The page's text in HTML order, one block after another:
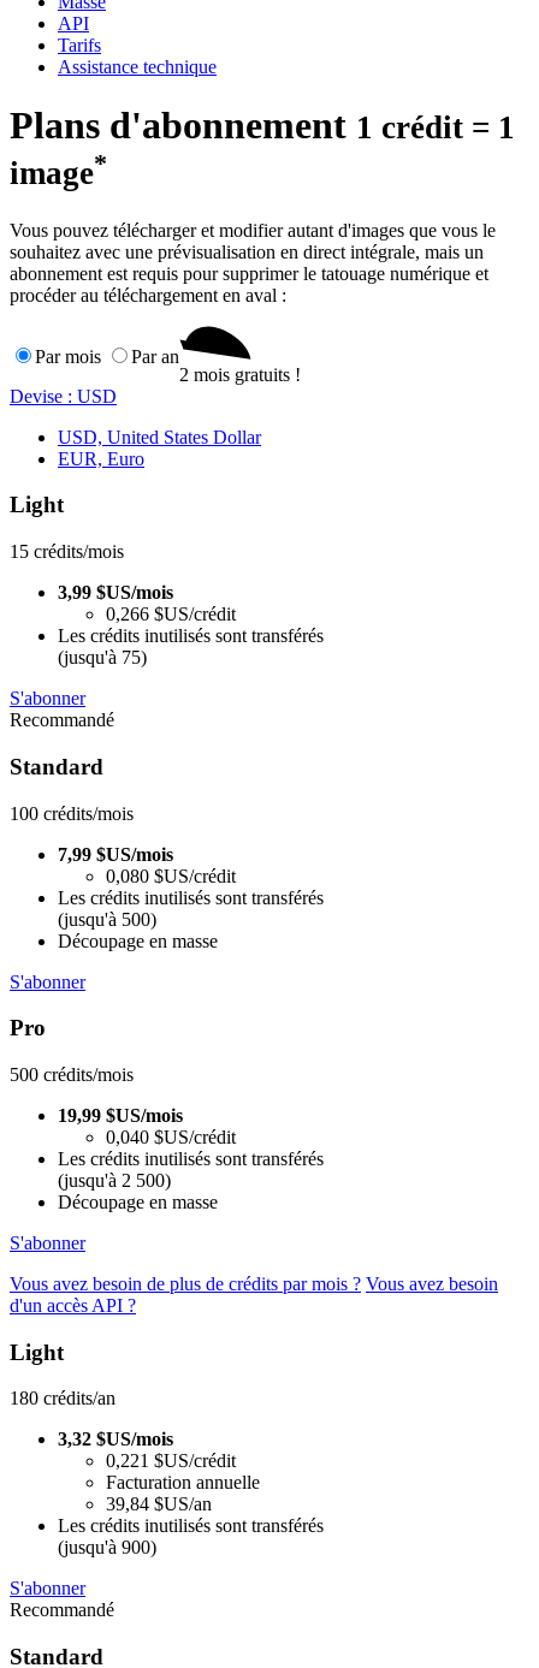
API
Tarifs
Assistance technique
Plans d'abonnement 1 crédit = 1
image*
Vous pouvez télécharger et modifier autant d'images que vous le
souhaitez avec une prévisualisation en direct intégrale, mais un
abonnement est requis pour supprimer le tatouage numérique et
procéder au téléchargement en aval :
Par mois
Par an
2 mois gratuits !
Devise : USD
USD, United States Dollar
EUR, Euro
Light
15 crédits/mois
3,99 $US/mois
0,266 $US/crédit
Les crédits inutilisés sont transférés
(jusqu'à 75)
S'abonner
Recommandé
Standard
100 crédits/mois
7,99 $US/mois
0,080 $US/crédit
Les crédits inutilisés sont transférés
(jusqu'à 500)
Découpage en masse
S'abonner
Pro
500 crédits/mois
19,99 $US/mois
0,040 $US/crédit
Les crédits inutilisés sont transférés
(jusqu'à 2 500)
Découpage en masse
S'abonner
Vous avez besoin de plus de crédits par mois ? Vous avez besoin
d'un accès API ?
Light
180 crédits/an
3,32 $US/mois
0,221 $US/crédit
Facturation annuelle
39,84 $US/an
Les crédits inutilisés sont transférés
(jusqu'à 900)
S'abonner
Recommandé
Standard